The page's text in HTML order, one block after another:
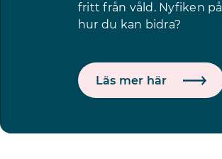
fritt från våld. Nyfiken på
hur du kan bidra?
Läs mer här